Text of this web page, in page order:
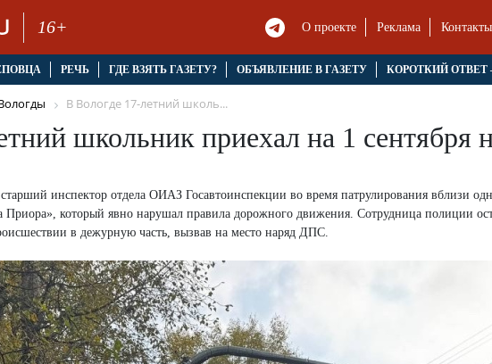
16+ О проекте Реклама Контакты
РЕЧЬ ГДЕ ВЗЯТЬ ГАЗЕТУ? ОБЪЯВЛЕНИЕ В ГАЗЕТУ КОРОТКИЙ ОТВЕТ
В Вологде 17-летний школь...
школьник приехал на 1 сентября
инспектор отдела ОИАЗ Госавтоинспекции во время патрулирования вблизи
Приора», который явно нарушал правила дорожного движения. Сотрудница полиции
в дежурную часть, вызвав на место наряд ДПС.